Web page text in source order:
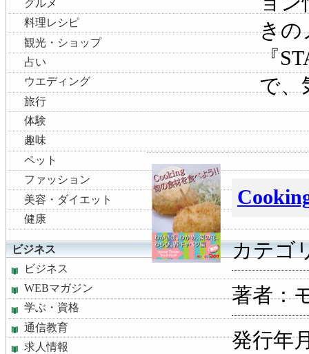
きの
『
で、
カテゴ
著者：
発行年
グルメ
料理レシピ
観光・ショップ
占い
ウエディング
旅行
体験
趣味
ペット
ファッション
美容・ダイエット
健康
ビジネス
ビジネス
WEBマガジン
学ぶ・資格
通信教育
求人情報